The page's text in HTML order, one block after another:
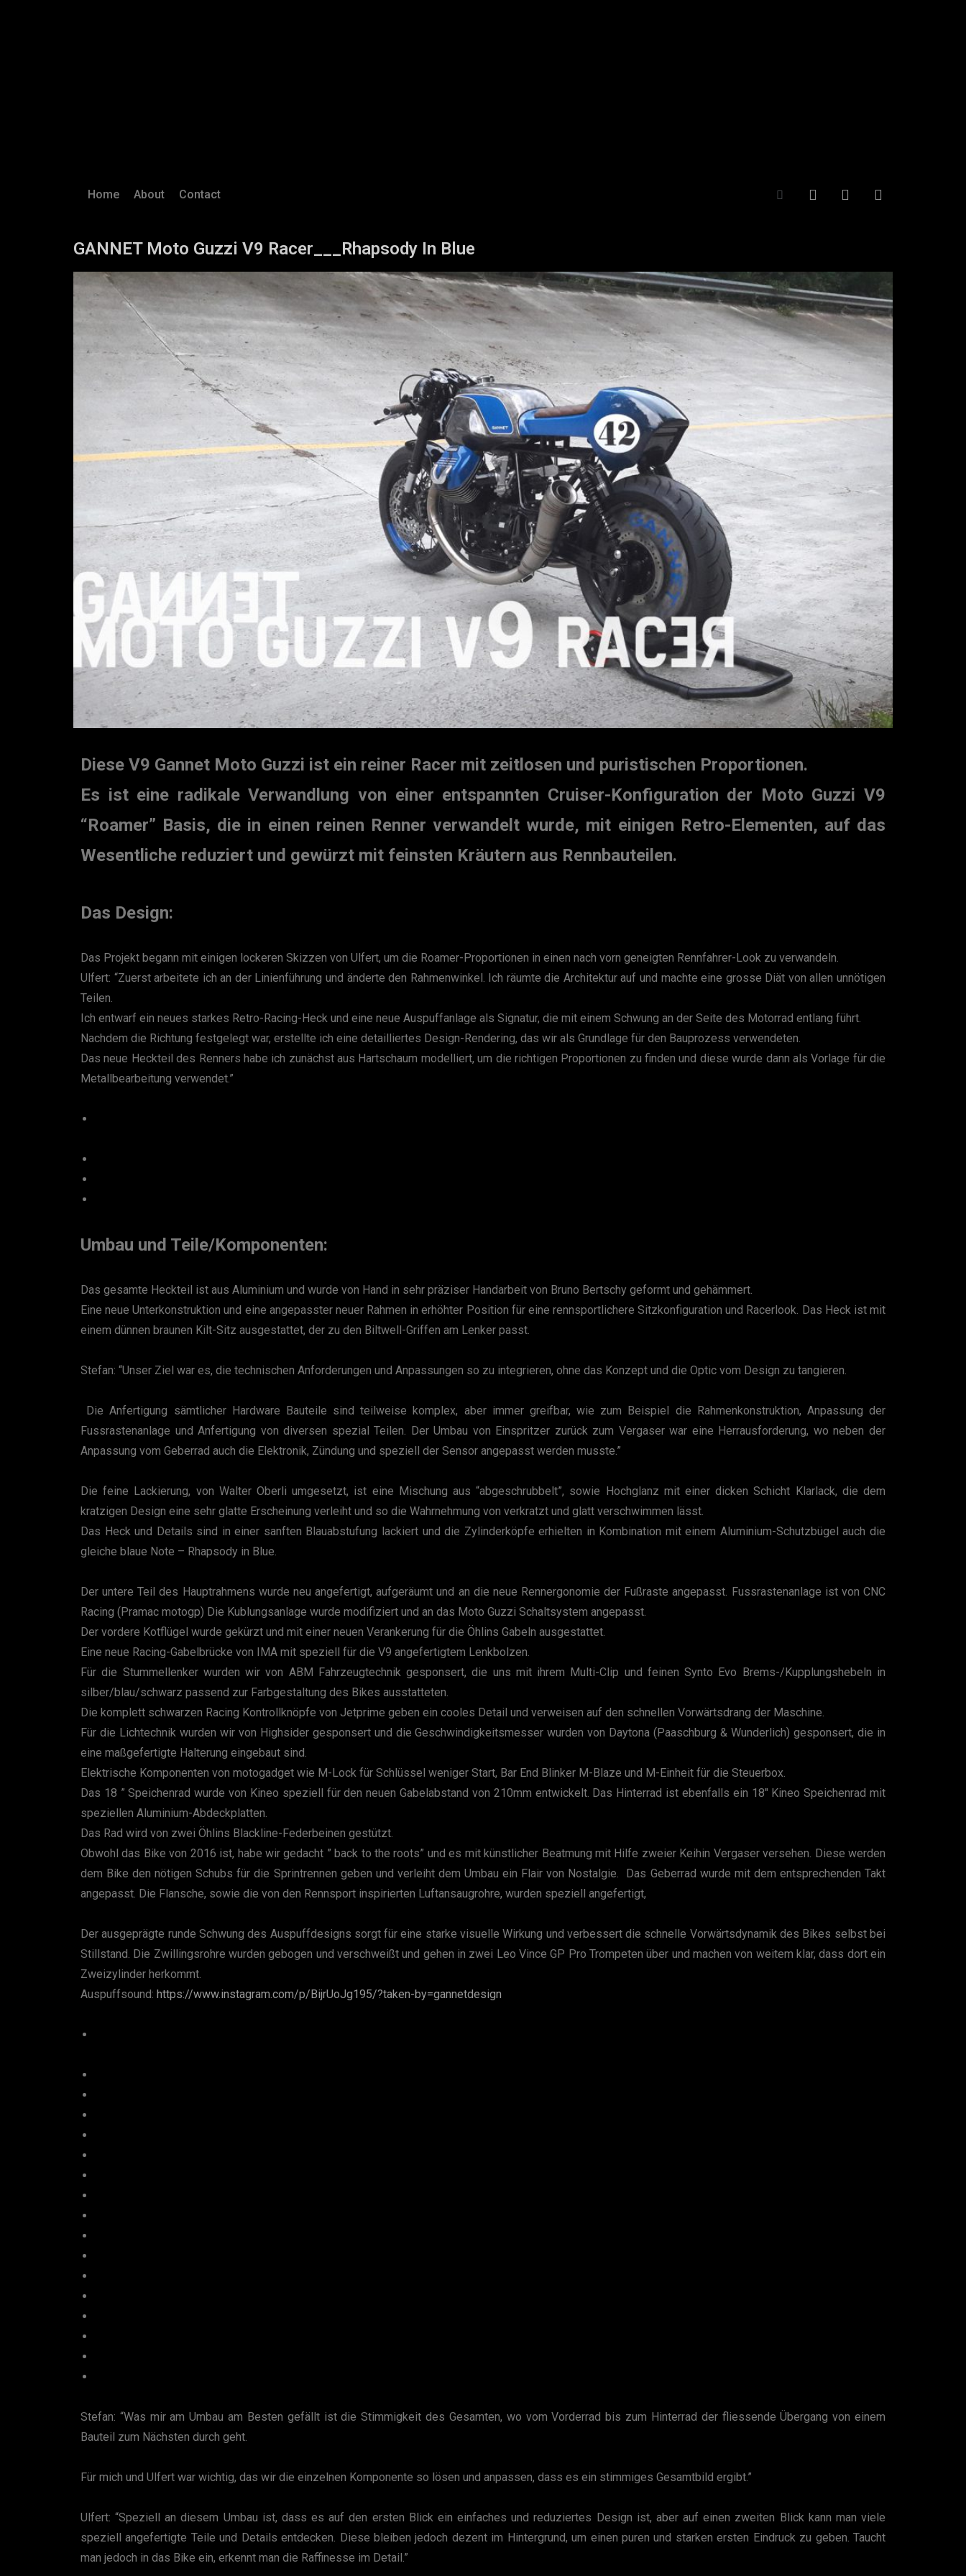
Home About Contact
GANNET Moto Guzzi V9 Racer___Rhapsody In Blue
Diese V9 Gannet Moto Guzzi ist ein reiner Racer mit zeitlosen und puristischen Proportionen.
Es ist eine radikale Verwandlung von einer entspannten Cruiser-Konfiguration der Moto Guzzi V9
“Roamer” Basis, die in einen reinen Renner verwandelt wurde, mit einigen Retro-Elementen, auf das
Wesentliche reduziert und gewürzt mit feinsten Kräutern aus Rennbauteilen.
Das Design:
Das Projekt begann mit einigen lockeren Skizzen von Ulfert, um die Roamer-Proportionen in einen nach vorn geneigten Rennfahrer-Look zu verwandeln.
Ulfert: “Zuerst arbeitete ich an der Linienführung und änderte den Rahmenwinkel. Ich räumte die Architektur auf und machte eine grosse Diät von allen unnötigen
Teilen.
Ich entwarf ein neues starkes Retro-Racing-Heck und eine neue Auspuffanlage als Signatur, die mit einem Schwung an der Seite des Motorrad entlang führt.
Nachdem die Richtung festgelegt war, erstellte ich eine detailliertes Design-Rendering, das wir als Grundlage für den Bauprozess verwendeten.
Das neue Heckteil des Renners habe ich zunächst aus Hartschaum modelliert, um die richtigen Proportionen zu finden und diese wurde dann als Vorlage für die
Metallbearbeitung verwendet.”
Umbau und Teile/Komponenten:
Das gesamte Heckteil ist aus Aluminium und wurde von Hand in sehr präziser Handarbeit von Bruno Bertschy geformt und gehämmert.
Eine neue Unterkonstruktion und eine angepasster neuer Rahmen in erhöhter Position für eine rennsportlichere Sitzkonfiguration und Racerlook. Das Heck ist mit
einem dünnen braunen Kilt-Sitz ausgestattet, der zu den Biltwell-Griffen am Lenker passt.
Stefan: “Unser Ziel war es, die technischen Anforderungen und Anpassungen so zu integrieren, ohne das Konzept und die Optic vom Design zu tangieren.
Die Anfertigung sämtlicher Hardware Bauteile sind teilweise komplex, aber immer greifbar, wie zum Beispiel die Rahmenkonstruktion, Anpassung der
Fussrastenanlage und Anfertigung von diversen spezial Teilen. Der Umbau von Einspritzer zurück zum Vergaser war eine Herrausforderung, wo neben der
Anpassung vom Geberrad auch die Elektronik, Zündung und speziell der Sensor angepasst werden musste.”
Die feine Lackierung, von Walter Oberli umgesetzt, ist eine Mischung aus “abgeschrubbelt”, sowie Hochglanz mit einer dicken Schicht Klarlack, die dem
kratzigen Design eine sehr glatte Erscheinung verleiht und so die Wahrnehmung von verkratzt und glatt verschwimmen lässt.
Das Heck und Details sind in einer sanften Blauabstufung lackiert und die Zylinderköpfe erhielten in Kombination mit einem Aluminium-Schutzbügel auch die
gleiche blaue Note – Rhapsody in Blue.
Der untere Teil des Hauptrahmens wurde neu angefertigt, aufgeräumt und an die neue Rennergonomie der Fußraste angepasst. Fussrastenanlage ist von CNC
Racing (Pramac motogp) Die Kublungsanlage wurde modifiziert und an das Moto Guzzi Schaltsystem angepasst.
Der vordere Kotflügel wurde gekürzt und mit einer neuen Verankerung für die Öhlins Gabeln ausgestattet.
Eine neue Racing-Gabelbrücke von IMA mit speziell für die V9 angefertigtem Lenkbolzen.
Für die Stummellenker wurden wir von ABM Fahrzeugtechnik gesponsert, die uns mit ihrem Multi-Clip und feinen Synto Evo Brems-/Kupplungshebeln in
silber/blau/schwarz passend zur Farbgestaltung des Bikes ausstatteten.
Die komplett schwarzen Racing Kontrollknöpfe von Jetprime geben ein cooles Detail und verweisen auf den schnellen Vorwärtsdrang der Maschine.
Für die Lichtechnik wurden wir von Highsider gesponsert und die Geschwindigkeitsmesser wurden von Daytona (Paaschburg & Wunderlich) gesponsert, die in
eine maßgefertigte Halterung eingebaut sind.
Elektrische Komponenten von motogadget wie M-Lock für Schlüssel weniger Start, Bar End Blinker M-Blaze und M-Einheit für die Steuerbox.
Das 18 ” Speichenrad wurde von Kineo speziell für den neuen Gabelabstand von 210mm entwickelt. Das Hinterrad ist ebenfalls ein 18″ Kineo Speichenrad mit
speziellen Aluminium-Abdeckplatten.
Das Rad wird von zwei Öhlins Blackline-Federbeinen gestützt.
Obwohl das Bike von 2016 ist, habe wir gedacht ” back to the roots” und es mit künstlicher Beatmung mit Hilfe zweier Keihin Vergaser versehen. Diese werden
dem Bike den nötigen Schubs für die Sprintrennen geben und verleiht dem Umbau ein Flair von Nostalgie. Das Geberrad wurde mit dem entsprechenden Takt
angepasst. Die Flansche, sowie die von den Rennsport inspirierten Luftansaugrohre, wurden speziell angefertigt,
Der ausgeprägte runde Schwung des Auspuffdesigns sorgt für eine starke visuelle Wirkung und verbessert die schnelle Vorwärtsdynamik des Bikes selbst bei
Stillstand. Die Zwillingsrohre wurden gebogen und verschweißt und gehen in zwei Leo Vince GP Pro Trompeten über und machen von weitem klar, dass dort ein
Zweizylinder herkommt.
Auspuffsound: https://www.instagram.com/p/BijrUoJg195/?taken-by=gannetdesign
Stefan: “Was mir am Umbau am Besten gefällt ist die Stimmigkeit des Gesamten, wo vom Vorderrad bis zum Hinterrad der fliessende Übergang von einem
Bauteil zum Nächsten durch geht.
Für mich und Ulfert war wichtig, das wir die einzelnen Komponente so lösen und anpassen, dass es ein stimmiges Gesamtbild ergibt.”
Ulfert: “Speziell an diesem Umbau ist, dass es auf den ersten Blick ein einfaches und reduziertes Design ist, aber auf einen zweiten Blick kann man viele
speziell angefertigte Teile und Details entdecken. Diese bleiben jedoch dezent im Hintergrund, um einen puren und starken ersten Eindruck zu geben. Taucht
man jedoch in das Bike ein, erkennt man die Raffinesse im Detail.”